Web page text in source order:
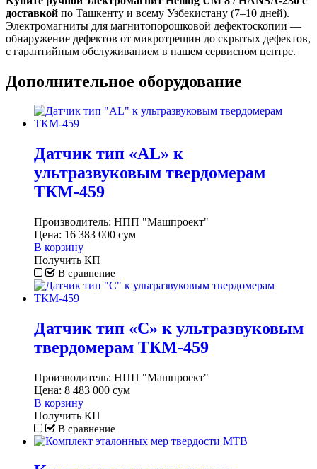
доставкой по Ташкенту и всему Узбекистану (7–10 дней).
Электромагниты для магнитопорошковой дефектоскопии —
обнаружение дефектов от микротрещин до скрытых дефектов,
с гарантийным обслуживанием в нашем сервисном центре.
Дополнительное оборудование
Датчик тип «АL» к
ультразвуковым твердомерам
ТКМ-459
Производитель: НПП "Машпроект"
Цена: 16 383 000 сум
В корзину
Получить КП
В сравнение
Датчик тип «C» к ультразвуковым
твердомерам ТКМ-459
Производитель: НПП "Машпроект"
Цена: 8 483 000 сум
В корзину
Получить КП
В сравнение